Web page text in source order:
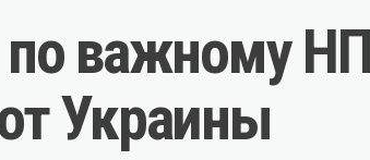
по важному
Украины